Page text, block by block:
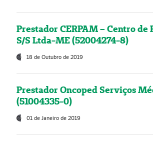
Prestador CERPAM – Centro de
S/S Ltda-ME (52004274-8)
18 de Outubro de 2019
Prestador Oncoped Serviços
(51004335-0)
01 de Janeiro de 2019